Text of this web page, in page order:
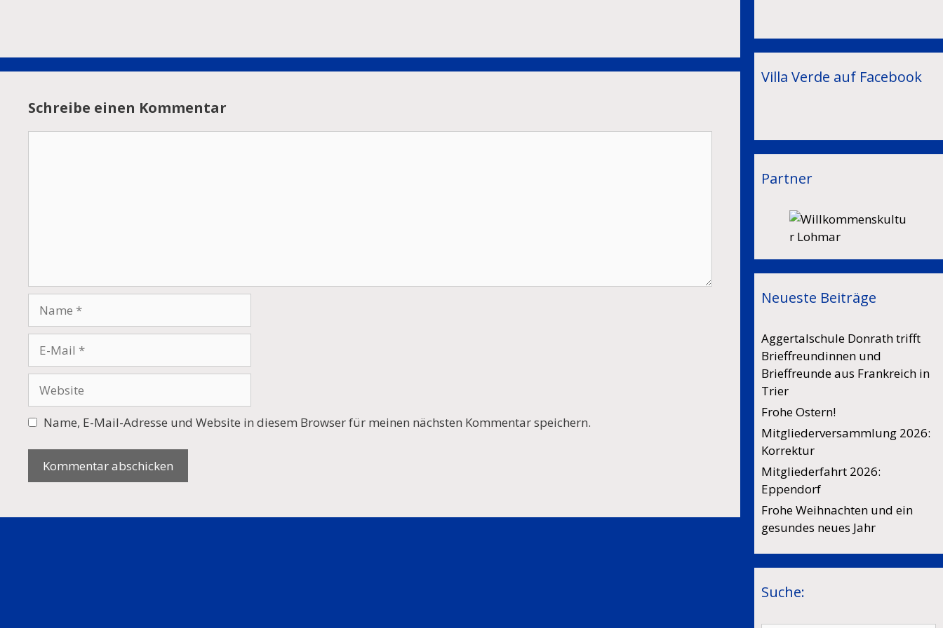
Schreibe einen Kommentar
Mail
Name, E-Mail-Adresse und Website in diesem Browser für meinen nächsten Kommentar speichern.
Villa Verde auf Facebook
Partner
Neueste Beiträge
Aggertalschule Donrath trifft
Brieffreundinnen und
Brieffreunde aus Frankreich in
Trier
Frohe Ostern!
Mitgliederversammlung 2026:
Korrektur
Mitgliederfahrt 2026:
Eppendorf
Frohe Weihnachten und ein
gesundes neues Jahr
Suche: